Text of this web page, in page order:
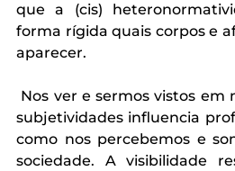
que a (cis)
forma rígida quais corpos e
aparecer.
Nos ver e sermos vistos em
subjetividades influencia
como nos percebemos e
sociedade. A visibilidade